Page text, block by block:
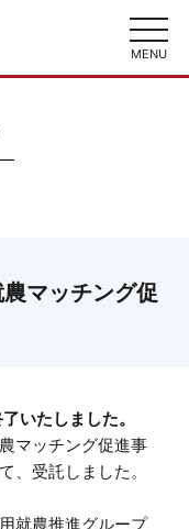
MENU
農マッチング促
いたしました。
マッチング促進事
、受託しました。
就農推進グループ